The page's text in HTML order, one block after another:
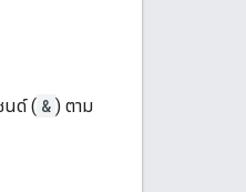
นด์ ( & ) ตาม